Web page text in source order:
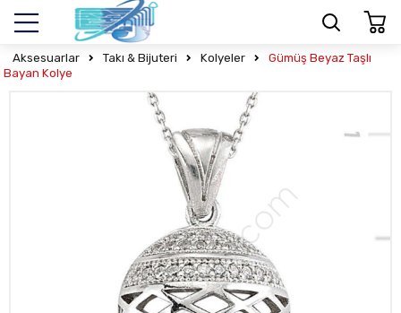
Aksesuarlar Takı & Bijuteri Kolyeler
Gümüş Beyaz Taşlı
Bayan Kolye